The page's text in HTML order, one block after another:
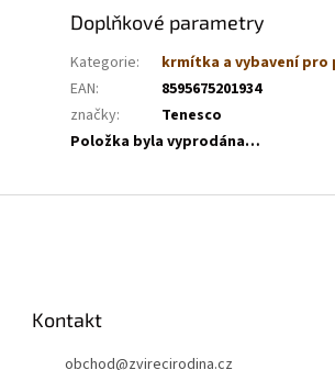
Doplňkové parametry
Kategorie:
krmítka a vybavení pro
EAN:
8595675201934
značky:
Tenesco
Položka byla vyprodána…
Kontakt
obchod@zvirecirodina.cz